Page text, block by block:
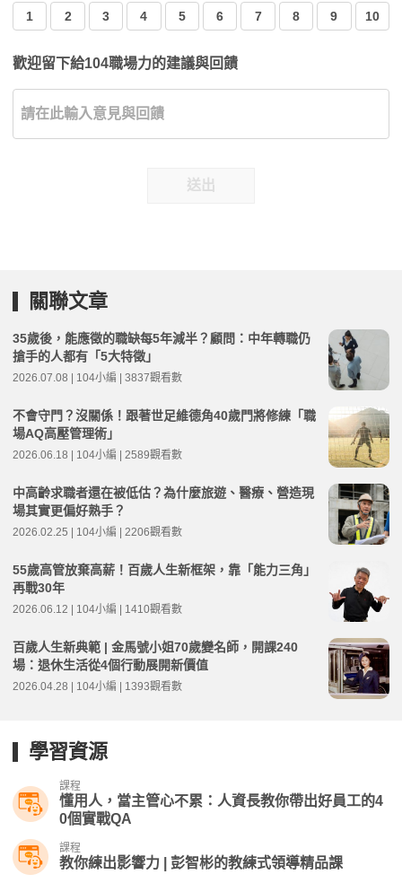
1 2 3 4 5 6 7 8 9 10
歡迎留下給104職場力的建議與回饋
送出
關聯文章
35歲後，能應徵的職缺每5年減半？顧問：中年轉職仍
搶手的人都有「5大特徵」
2026.07.08 | 104小編 | 3837觀看數
不會守門？沒關係！跟著世足維德角40歲門將修練「職
場AQ高壓管理術」
2026.06.18 | 104小編 | 2589觀看數
中高齡求職者還在被低估？為什麼旅遊、醫療、營造現
場其實更偏好熟手？
2026.02.25 | 104小編 | 2206觀看數
55歲高管放棄高薪！百歲人生新框架，靠「能力三角」
再戰30年
2026.06.12 | 104小編 | 1410觀看數
百歲人生新典範 | 金馬號小姐70歲變名師，開課240
場：退休生活從4個行動展開新價值
2026.04.28 | 104小編 | 1393觀看數
學習資源
課程
懂用人，當主管心不累：人資長教你帶出好員工的4
0個實戰QA
課程
教你練出影響力 | 彭智彬的教練式領導精品課